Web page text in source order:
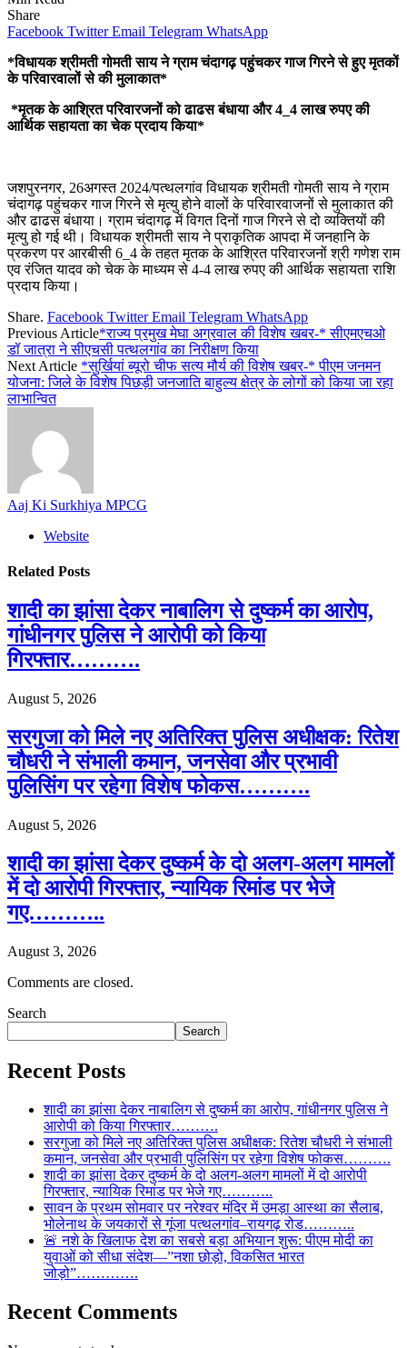
Share
Facebook Twitter Email Telegram WhatsApp
*विधायक श्रीमती गोमती साय ने ग्राम चंदागढ़ पहुंचकर गाज गिरने से हुए मृतकों
के परिवारवालों से की मुलाकात*
*मृतक के आश्रित परिवारजनों को ढाढस बंधाया और 4_4 लाख रुपए की
आर्थिक सहायता का चेक प्रदाय किया*
जशपुरनगर, 26अगस्त 2024/पत्थलगांव विधायक श्रीमती गोमती साय ने ग्राम
चंदागढ़ पहुंचकर गाज गिरने से मृत्यु होने वालों के परिवारवाजनों से मुलाकात की
और ढाढस बंधाया। ग्राम चंदागढ़ में विगत दिनों गाज गिरने से दो व्यक्तियों की
मृत्यु हो गई थी। विधायक श्रीमती साय ने प्राकृतिक आपदा में जनहानि के
प्रकरण पर आरबीसी 6_4 के तहत मृतक के आश्रित परिवारजनों श्री गणेश राम
एव रंजित यादव को चेक के माध्यम से 4-4 लाख रुपए की आर्थिक सहायता राशि
प्रदाय किया।
Share. Facebook Twitter Email Telegram WhatsApp
Previous Article*राज्य प्रमुख मेघा अग्रवाल की विशेष खबर-* सीएमएचओ
डॉ जात्रा ने सीएचसी पत्थलगांव का निरीक्षण किया
Next Article *सुर्खियां ब्यूरो चीफ सत्य मौर्य की विशेष खबर-* पीएम जनमन
योजना: जिले के विशेष पिछड़ी जनजाति बाहुल्य क्षेत्र के लोगों को किया जा रहा
लाभान्वित
Aaj Ki Surkhiya MPCG
Website
Related Posts
शादी का झांसा देकर नाबालिग से दुष्कर्म का आरोप,
गांधीनगर पुलिस ने आरोपी को किया
गिरफ्तार……….
August 5, 2026
सरगुजा को मिले नए अतिरिक्त पुलिस अधीक्षक: रितेश
चौधरी ने संभाली कमान, जनसेवा और प्रभावी
पुलिसिंग पर रहेगा विशेष फोकस……….
August 5, 2026
शादी का झांसा देकर दुष्कर्म के दो अलग-अलग मामलों
में दो आरोपी गिरफ्तार, न्यायिक रिमांड पर भेजे
गए………..
August 3, 2026
Comments are closed.
Search
Search
Recent Posts
शादी का झांसा देकर नाबालिग से दुष्कर्म का आरोप, गांधीनगर पुलिस ने
आरोपी को किया गिरफ्तार……….
सरगुजा को मिले नए अतिरिक्त पुलिस अधीक्षक: रितेश चौधरी ने संभाली
कमान, जनसेवा और प्रभावी पुलिसिंग पर रहेगा विशेष फोकस……….
शादी का झांसा देकर दुष्कर्म के दो अलग-अलग मामलों में दो आरोपी
गिरफ्तार, न्यायिक रिमांड पर भेजे गए………..
सावन के प्रथम सोमवार पर नरेश्वर मंदिर में उमड़ा आस्था का सैलाब,
भोलेनाथ के जयकारों से गूंजा पत्थलगांव–रायगढ़ रोड………..
🚨 नशे के खिलाफ देश का सबसे बड़ा अभियान शुरू: पीएम मोदी का
युवाओं को सीधा संदेश—”नशा छोड़ो, विकसित भारत
जोड़ो”………….
Recent Comments